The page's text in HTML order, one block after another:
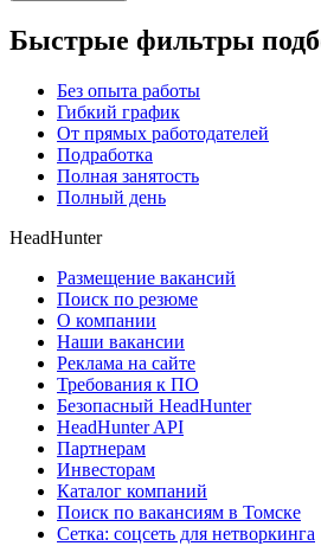
Быстрые фильтры
Без опыта работы
Гибкий график
От прямых работодателей
Подработка
Полная занятость
Полный день
HeadHunter
Размещение вакансий
Поиск по резюме
О компании
Наши вакансии
Реклама на сайте
Требования к ПО
Безопасный HeadHunter
HeadHunter API
Партнерам
Инвесторам
Каталог компаний
Поиск по вакансиям в Томске
Сетка: соцсеть для нетворкинга